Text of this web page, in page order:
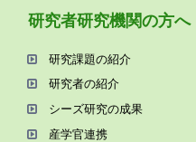
研究者研究機関の⽅へ
研究課題の紹介
研究者の紹介
シーズ研究の成果
産学官連携